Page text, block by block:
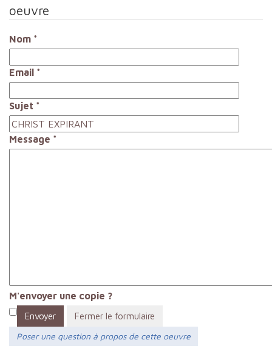
oeuvre
Nom *
Email *
Sujet *
Message *
M'envoyer une copie ?
Envoyer
Fermer le formulaire
Poser une question à propos de cette oeuvre